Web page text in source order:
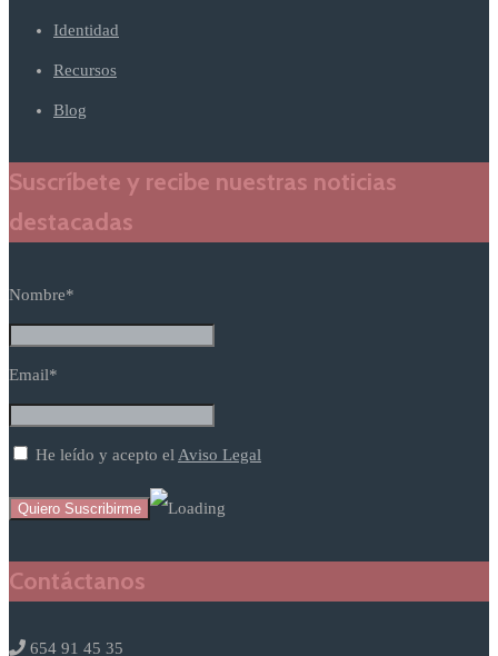
Identidad
Recursos
Blog
Suscríbete y recibe nuestras noticias
destacadas
Nombre*
Email*
He leído y acepto elAviso Legal
Contáctanos
654 91 45 35